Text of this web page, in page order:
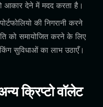
आकार देने में मदद करता है।
की निगरानी करने
को समायोजित करने के लिए
सुविधाओं का लाभ उठाएँ।
क्रिप्टो वॉलेट